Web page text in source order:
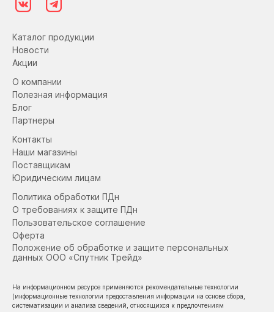
Каталог продукции
Новости
Акции
О компании
Полезная информация
Блог
Партнеры
Контакты
Наши магазины
Поставщикам
Юридическим лицам
Политика обработки ПДн
О требованиях к защите ПДн
Пользовательское соглашение
Оферта
Положение об обработке и защите персональных
данных ООО «Спутник Трейд»
На информационном ресурсе применяются рекомендательные технологии
(информационные технологии предоставления информации на основе сбора,
систематизации и анализа сведений, относящихся к предпочтениям